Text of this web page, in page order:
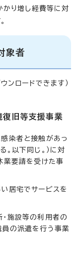
かり増し経費等に対
象者
ンロードできます）
復旧等支援事業
染者と接触があっ
以下同じ。）に対
業要請を受けた事
居宅でサービスを
施設等の利用者の
員の派遣を行う事業